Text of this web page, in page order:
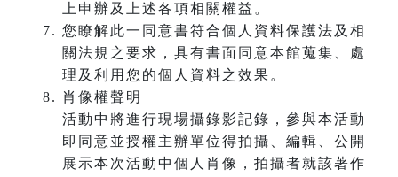
上申辦及上述各項相關權益。
您瞭解此一同意書符合個人資料保護法及相
關法規之要求，具有書面同意本館蒐集、處
理及利用您的個人資料之效果。
肖像權聲明
活動中將進行現場攝錄影記錄，參與本活動
即同意並授權主辦單位得拍攝、編輯、公開
展示本次活動中個人肖像，拍攝者就該著作